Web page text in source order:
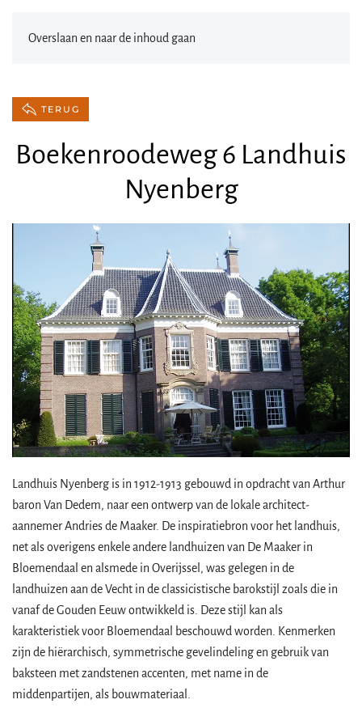
Overslaan en naar de inhoud gaan
TERUG
Boekenroodeweg 6 Landhuis
Nyenberg
Landhuis Nyenberg is in 1912-1913 gebouwd in opdracht van Arthur
baron Van Dedem, naar een ontwerp van de lokale architect-
aannemer Andries de Maaker. De inspiratiebron voor het landhuis,
net als overigens enkele andere landhuizen van De Maaker in
Bloemendaal en alsmede in Overijssel, was gelegen in de
landhuizen aan de Vecht in de classicistische barokstijl zoals die in
vanaf de Gouden Eeuw ontwikkeld is. Deze stijl kan als
karakteristiek voor Bloemendaal beschouwd worden. Kenmerken
zijn de hiërarchisch, symmetrische gevelindeling en gebruik van
baksteen met zandstenen accenten, met name in de
middenpartijen, als bouwmateriaal.